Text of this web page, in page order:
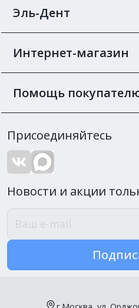
Эль-Дент
Интернет-магазин
Помощь
Присоединяйтесь
Новости и акции